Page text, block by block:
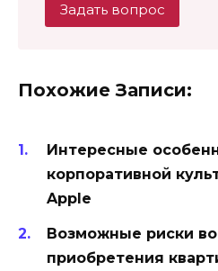
Задать вопрос
Похожие Записи:
Интересные
корпоративной
Apple
Возможные риски
приобретения